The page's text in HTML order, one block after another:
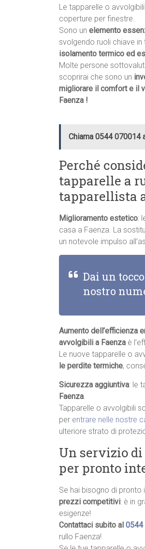
Le tapparelle o
coperture per finestre.
Sono un elemento
svolgendo ruoli chiave in
isolamento termico ed
Molte persone
scoprirai che sono un
migliorare il comfort e il
Faenza !
Chiama 0544 070014
Perché
tapparelle a
tapparellista
Miglioramento estetico:
casa a Faenza. La
un notevole impulso
Dai un
nostro
Aumento dell’efficienza
avvolgibili a Faenza è
Le nuove tapparelle o
le perdite termiche,
Sicurezza aggiuntiva: le
Faenza.
Tapparelle o avvolgibili
per entrare nelle nostre
ulteriore strato di
Un servizio
per pronto
Se hai bisogno di pronto
prezzi competitivi: è in
esigenze!
Contattaci subito al 0544
rullo Faenza!